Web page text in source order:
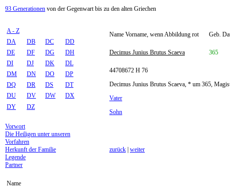
93 Generationen von der Gegenwart bis zu den alten Griechen
A - Z
DA
DB DC
DD
DE
DF DG
DH
DI
DJ DK
DL
DM
DN DO
DP
DQ
DR DS
DT
DU
DV DW
DX
DY
DZ
Vorwort
Die Heiligen unter unseren
Vorfahren
Herkunft der Familie
Legende
Partner
Name
Name Vorname, wenn Abbildung rot Geb.
Decimus Junius Brutus Scaeva 365
44708672 H 76
Decimus Junius Brutus Scaeva, * um 365,
Vater
Sohn
zurück weiter